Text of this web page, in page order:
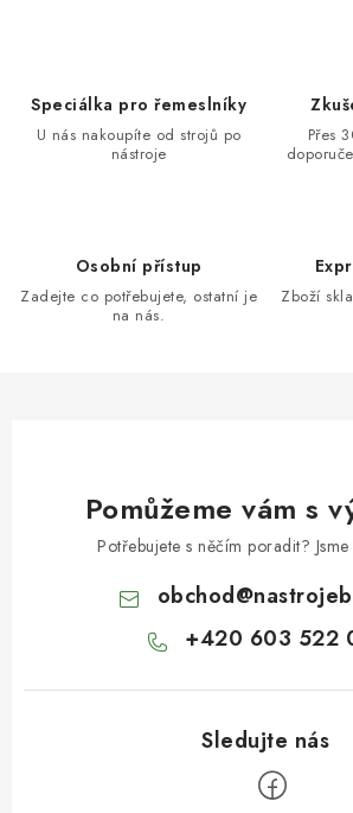
Speciálka pro řemeslníky
U nás nakoupíte od strojů po
nástroje
Přes
Osobní přístup
Zadejte co potřebujete, ostatní je
na nás.
Zboží
Pomůžeme vám s
Potřebujete s něčím poradit?
obchod@
+420 603 522